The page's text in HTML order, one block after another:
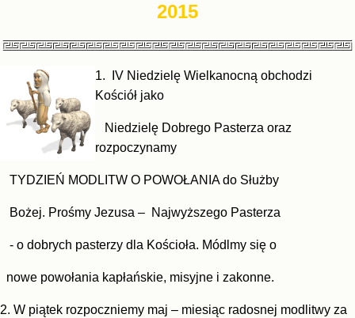
2015
1. IV Niedzielę Wielkanocną obchodzi
Kościół jako
Niedzielę Dobrego Pasterza oraz
rozpoczynamy
TYDZIEŃ MODLITW O POWOŁANIA do Służby
Bożej. Prośmy Jezusa – Najwyższego Pasterza
- o dobrych pasterzy dla Kościoła. Módlmy się o
nowe powołania kapłańskie, misyjne i zakonne.
2. W piątek rozpoczniemy maj – miesiąc radosnej mod litwy za